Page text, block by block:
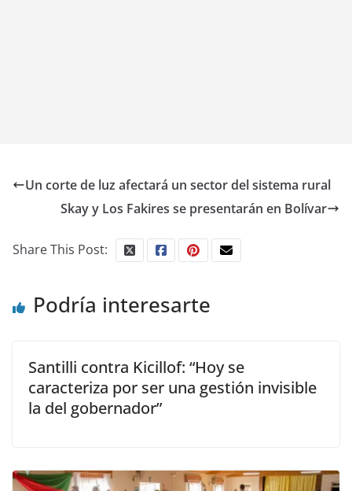
Un corte de luz afectará un sector del sistema rural
Skay y Los Fakires se presentarán en Bolívar
Share This Post:
Podría interesarte
Santilli contra Kicillof: “Hoy se
caracteriza por ser una gestión invisible
la del gobernador”